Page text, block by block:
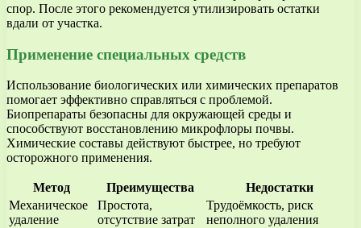
спор. После этого рекомендуется утилизировать остатки
вдали от участка.
Применение специальных средств
Использование биологических или химических препаратов
помогает эффективно справляться с проблемой.
Биопрепараты безопасны для окружающей среды и
способствуют восстановлению микрофлоры почвы.
Химические составы действуют быстрее, но требуют
осторожного применения.
Метод Преимущества
Недостатки
Механическое
удаление
Простота,
отсутствие затрат
Трудоёмкость, риск
неполного удаления